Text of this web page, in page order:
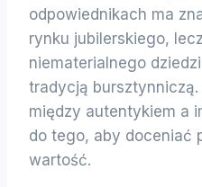
odpowiednikach ma
rynku jubilerskiego,
niematerialnego
tradycją
między autentykiem a
do tego, aby doceniać
wartość.